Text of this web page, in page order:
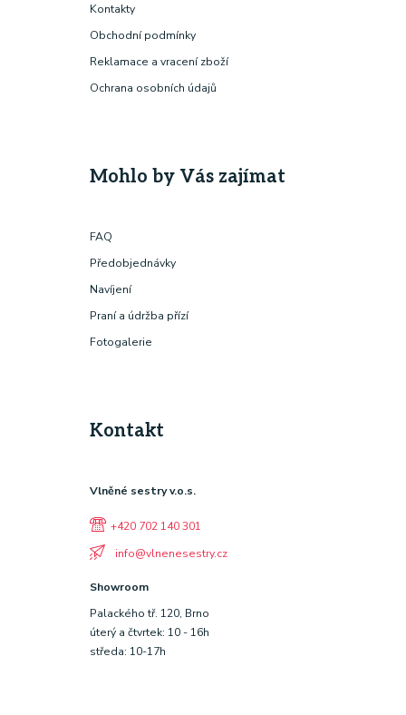
Kontakty
Obchodní podmínky
Reklamace a vracení zboží
Ochrana osobních údajů
Mohlo by Vás zajímat
FAQ
Předobjednávky
Navíjení
Praní a údržba přízí
Fotogalerie
Kontakt
Vlněné sestry v.o.s.
+420 702 140 301
info@vlnenesestry.cz
Showroom
Palackého tř. 120, Brno
úterý a čtvrtek: 10 - 16h
středa: 10-17h